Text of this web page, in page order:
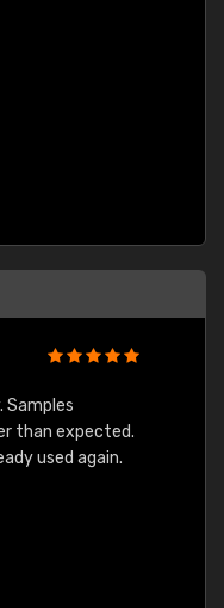
Samples
than expected.
used again.